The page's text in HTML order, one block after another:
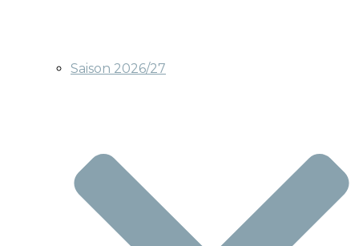
Saison 2026/27